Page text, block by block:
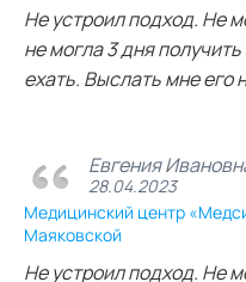
Не устроил подход. Не
не могла 3 дня
ехать. Выслать мне его
Евгения
28.04.2023
Медицинский центр
Маяковской
Не устроил подход. Не